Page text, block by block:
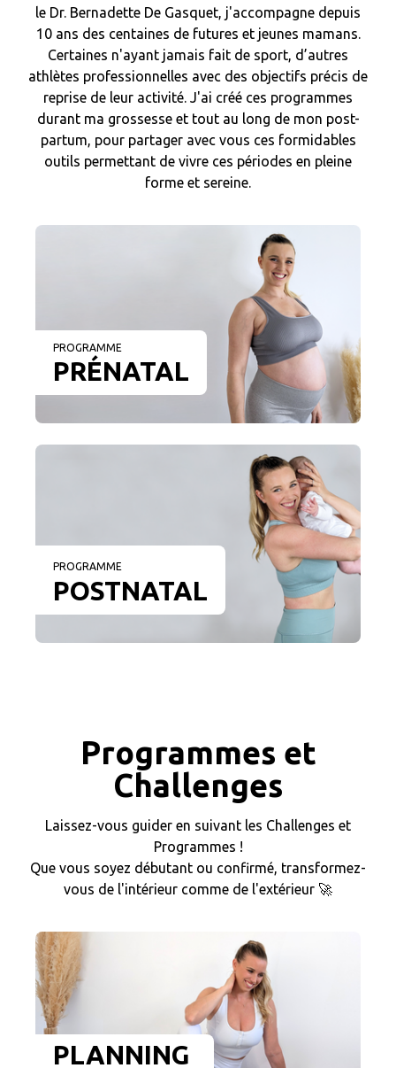
le Dr. Bernadette De Gasquet, j'accompagne depuis
10 ans des centaines de futures et jeunes mamans.
Certaines n'ayant jamais fait de sport, d’autres
athlètes professionnelles avec des objectifs précis de
reprise de leur activité. J'ai créé ces programmes
durant ma grossesse et tout au long de mon post-
partum, pour partager avec vous ces formidables
outils permettant de vivre ces périodes en pleine
forme et sereine.
PROGRAMME
PRÉNATAL
PROGRAMME
POSTNATAL
Programmes et
Challenges
Laissez-vous guider en suivant les Challenges et
Programmes !
Que vous soyez débutant ou confirmé, transformez-
vous de l'intérieur comme de l'extérieur 🚀
PLANNING